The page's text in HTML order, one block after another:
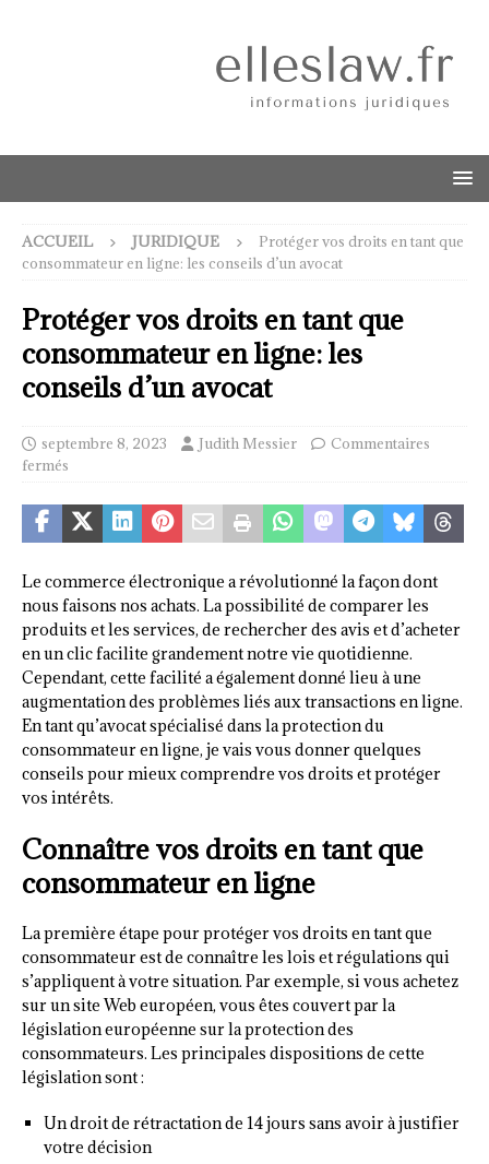
ACCUEIL JURIDIQUE
Protéger vos droits en tant que
consommateur en ligne: les conseils d’un avocat
Protéger vos droits en tant que
consommateur en ligne: les
conseils d’un avocat
septembre 8, 2023 Judith Messier
Commentaires
fermés
Le commerce électronique a révolutionné la façon dont
nous faisons nos achats. La possibilité de comparer les
produits et les services, de rechercher des avis et d’acheter
en un clic facilite grandement notre vie quotidienne.
Cependant, cette facilité a également donné lieu à une
augmentation des problèmes liés aux transactions en ligne.
En tant qu’avocat spécialisé dans la protection du
consommateur en ligne, je vais vous donner quelques
conseils pour mieux comprendre vos droits et protéger
vos intérêts.
Connaître vos droits en tant que
consommateur en ligne
La première étape pour protéger vos droits en tant que
consommateur est de connaître les lois et régulations qui
s’appliquent à votre situation. Par exemple, si vous achetez
sur un site Web européen, vous êtes couvert par la
législation européenne sur la protection des
consommateurs. Les principales dispositions de cette
législation sont :
Un droit de rétractation de 14 jours sans avoir à justifier
votre décision